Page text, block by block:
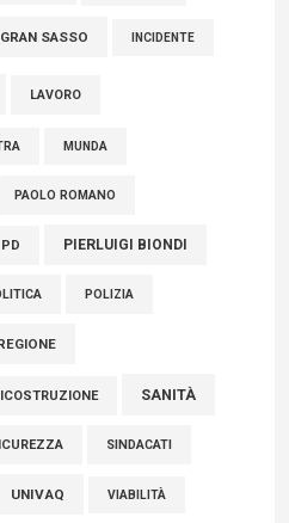
GRAN SASSO INCIDENTE
LAVORO
MUNDA
PAOLO ROMANO
PD PIERLUIGI BIONDI
POLIZIA
SANITÀ
SINDACATI
UNIVAQ VIABILITÀ